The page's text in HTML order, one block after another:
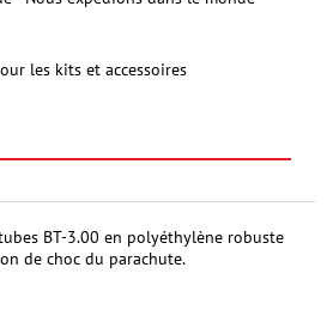
les kits et accessoires
BT-3.00 en polyéthylène robuste
de choc du parachute.